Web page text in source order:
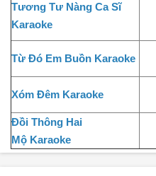
Tương Tư Nàng Ca Sĩ
Karaoke
Từ Đó Em Buồn Karaoke
Xóm Đêm Karaoke
Đồi Thông Hai
Mộ Karaoke